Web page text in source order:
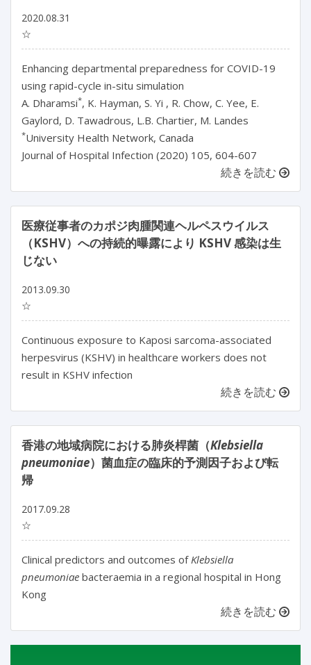
2020.08.31
☆
Enhancing departmental preparedness for COVID-19
using rapid-cycle in-situ simulation
A. Dharamsi*, K. Hayman, S. Yi , R. Chow, C. Yee, E.
Gaylord, D. Tawadrous, L.B. Chartier, M. Landes
*University Health Network, Canada
Journal of Hospital Infection (2020) 105, 604-607
続きを読む
医療従事者のカポジ肉腫関連ヘルペスウイルス
（KSHV）への持続的曝露により KSHV 感染は生
じない
2013.09.30
☆
Continuous exposure to Kaposi sarcoma-associated
herpesvirus (KSHV) in healthcare workers does not
result in KSHV infection
続きを読む
香港の地域病院における肺炎桿菌（Klebsiella
pneumoniae）菌血症の臨床的予測因子および転
帰
2017.09.28
☆
Clinical predictors and outcomes ofKlebsiella
pneumoniae bacteraemia in a regional hospital in Hong
Kong
続きを読む